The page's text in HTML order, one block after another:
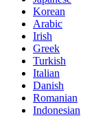
Korean
Arabic
Irish
Greek
Turkish
Italian
Danish
Romanian
Indonesian